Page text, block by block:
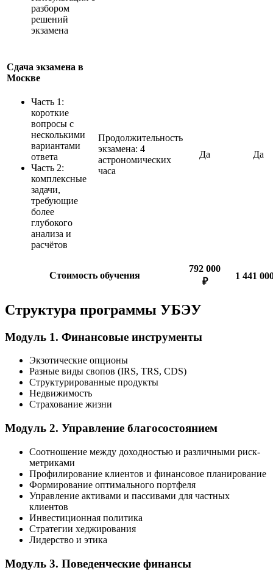
разбором
решений
экзамена
Сдача экзамена в
Москве
Часть 1:
короткие
вопросы с
несколькими
вариантами
ответа
Часть 2:
комплексные
задачи,
требующие
более
глубокого
анализа и
расчётов
Продолжительность
экзамена: 4
астрономических
часа
Да Да
Стоимость обучения
792 000
₽
1 441
Структура программы УБЭУ
Модуль 1. Финансовые инструменты
Экзотические опционы
Разные виды свопов (IRS, TRS, CDS)
Структурированные продукты
Недвижимость
Страхование жизни
Модуль 2. Управление благосостоянием
Соотношение между доходностью и различными риск-
метриками
Профилирование клиентов и финансовое планирование
Формирование оптимального портфеля
Управление активами и пассивами для частных
клиентов
Инвестиционная политика
Стратегии хеджирования
Лидерство и этика
Модуль 3. Поведенческие финансы